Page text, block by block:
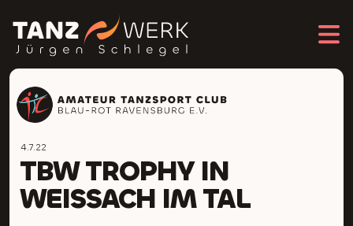
4.7.22
TBW TROPHY IN
WEISSACH IM TAL